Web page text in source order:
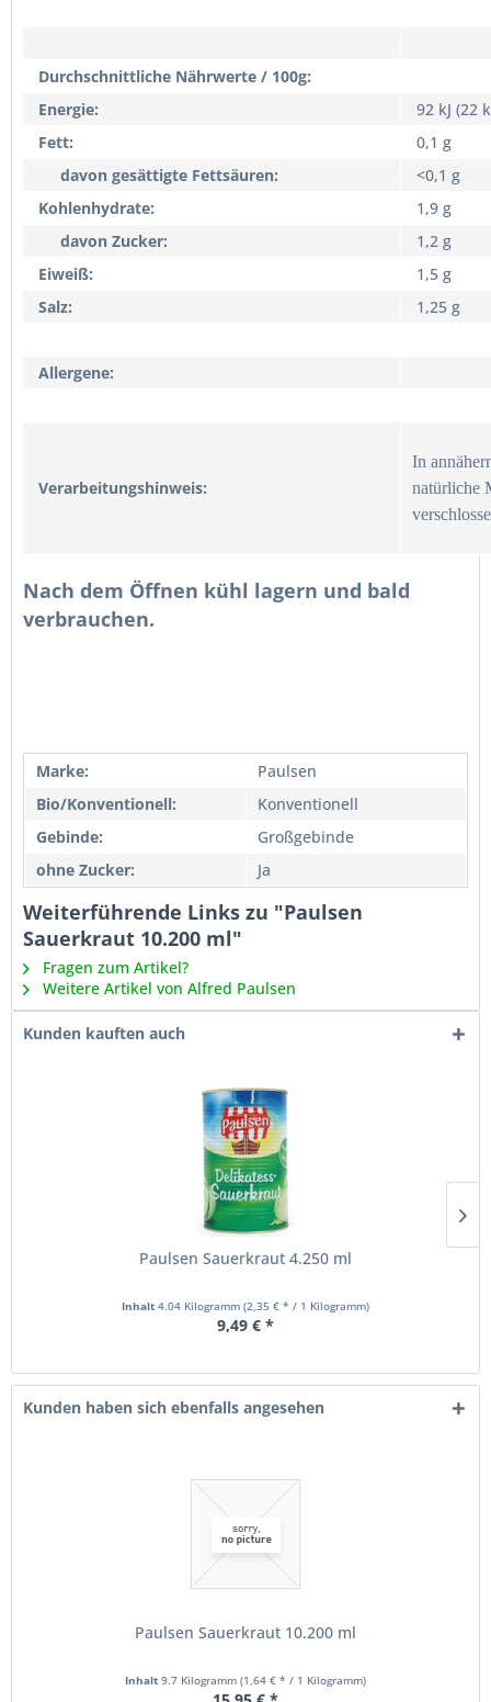
Durchschnittliche Nährwerte / 100g:
Energie:
92 kJ (22
Fett:
0,1 g
davon gesättigte Fettsäuren:
<0,1 g
Kohlenhydrate:
1,9 g
davon Zucker:
1,2 g
Eiweiß:
1,5 g
Salz:
1,25 g
Allergene:
Verarbeitungshinweis:
In
natürliche
Nach dem Öffnen kühl lagern und bald
verbrauchen.
Marke:
Paulsen
Bio/Konventionell:
Konventionell
Gebinde:
Großgebinde
ohne Zucker:
Ja
Weiterführende Links zu "Paulsen
Sauerkraut 10.200 ml"
Fragen zum Artikel?
Weitere Artikel von Alfred Paulsen
Kunden kauften auch
Paulsen Sauerkraut 4.250 ml
Inhalt 4.04 Kilogramm (2,35 € * / 1 Kilogramm)
9,49 € *
Kunden haben sich ebenfalls angesehen
Paulsen Sauerkraut 10.200 ml
Inhalt 9.7 Kilogramm (1,64 € * / 1 Kilogramm)